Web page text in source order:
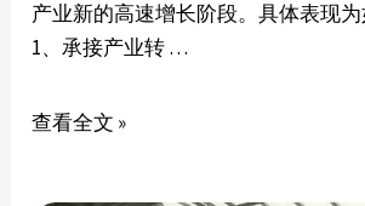
产业新的高速增长阶段。具体表
1、承接产业转 …
查看全文 »